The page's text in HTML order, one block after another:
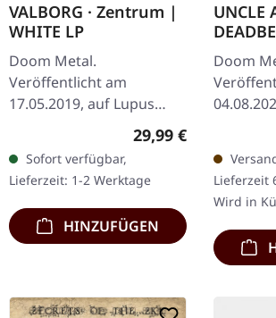
VALBORG · Zentrum |
WHITE LP
Doom Metal.
Veröffentlicht am
17.05.2019, auf Lupus
Lounge. Weißes Vinyl mit
bedruckter Innenhülle,
limitiert auf 200
Exemplare. "Zentrum"
von…
Regulärer Preis:
29,99 €
Sofort verfügbar,
Lieferzeit: 1-2 Werktage
HINZUFÜGEN
UNCLE
Doom
Avenue"
Lieferzeit
Wird in